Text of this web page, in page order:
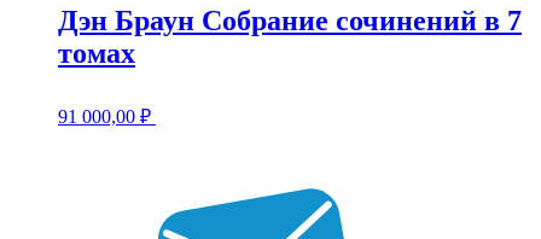
Дэн Браун Собрание сочинений в 7
томах
91 000,00 ₽